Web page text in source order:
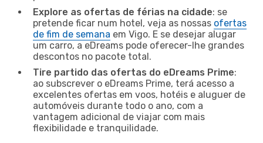
Explore as ofertas de férias na cidade: se
pretende ficar num hotel, veja as nossas ofertas
de fim de semana em Vigo. E se desejar alugar
um carro, a eDreams pode oferecer-lhe grandes
descontos no pacote total.
Tire partido das ofertas do eDreams Prime:
ao subscrever o eDreams Prime, terá acesso a
excelentes ofertas em voos, hotéis e aluguer de
automóveis durante todo o ano, com a
vantagem adicional de viajar com mais
flexibilidade e tranquilidade.